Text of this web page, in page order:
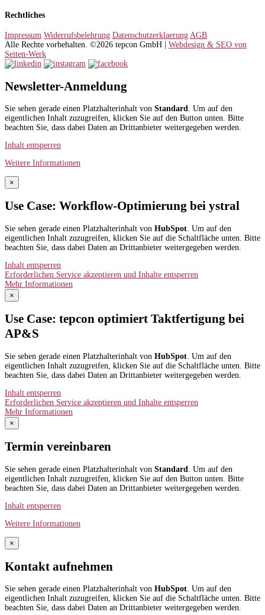
Rechtliches
Impressum Widerrufsbelehrung Datenschutzerklaerung AGB
Alle Rechte vorbehalten. ©2026 tepcon GmbH | Webdesign & SEO von
Seiten-Werk
Newsletter-Anmeldung
Sie sehen gerade einen Platzhalterinhalt von Standard. Um auf den
eigentlichen Inhalt zuzugreifen, klicken Sie auf den Button unten. Bitte
beachten Sie, dass dabei Daten an Drittanbieter weitergegeben werden.
Inhalt entsperren
Weitere Informationen
×
Use Case: Workflow-Optimierung bei ystral
Sie sehen gerade einen Platzhalterinhalt von HubSpot . Um auf den
eigentlichen Inhalt zuzugreifen, klicken Sie auf die Schaltfläche unten. Bitte
beachten Sie, dass dabei Daten an Drittanbieter weitergegeben werden.
Inhalt entsperren
Erforderlichen Service akzeptieren und Inhalte entsperren
Mehr Informationen
×
Use Case: tepcon optimiert Taktfertigung bei
AP&S​
Sie sehen gerade einen Platzhalterinhalt von HubSpot . Um auf den
eigentlichen Inhalt zuzugreifen, klicken Sie auf die Schaltfläche unten. Bitte
beachten Sie, dass dabei Daten an Drittanbieter weitergegeben werden.
Inhalt entsperren
Erforderlichen Service akzeptieren und Inhalte entsperren
Mehr Informationen
×
Termin vereinbaren
Sie sehen gerade einen Platzhalterinhalt von Standard . Um auf den
eigentlichen Inhalt zuzugreifen, klicken Sie auf den Button unten. Bitte
beachten Sie, dass dabei Daten an Drittanbieter weitergegeben werden.
Inhalt entsperren
Weitere Informationen
×
Kontakt aufnehmen
Sie sehen gerade einen Platzhalterinhalt von HubSpot. Um auf den
eigentlichen Inhalt zuzugreifen, klicken Sie auf die Schaltfläche unten. Bitte
beachten Sie, dass dabei Daten an Drittanbieter weitergegeben werden.